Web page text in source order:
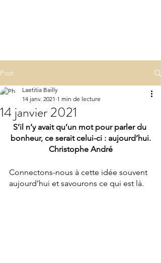
Post
14 janvier 2021
Laetitia Bailly
14 janv. 2021 1 min de lecture
S’il n’y avait qu’un mot pour parler du
bonheur, ce serait celui-ci : aujourd’hui.
Christophe André
Connectons-nous à cette idée souvent
aujourd’hui et savourons ce qui est là.